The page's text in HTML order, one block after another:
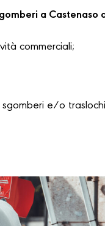
a Castenaso
commerciali;
e/o